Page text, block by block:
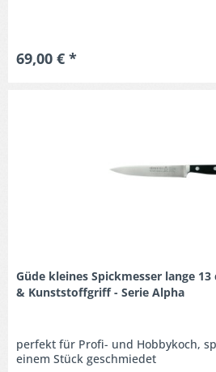
69,00 € *
Güde kleines Spickmesser lange
& Kunststoffgriff - Serie Alpha
perfekt für Profi- und Hobbykoch,
einem Stück geschmiedet